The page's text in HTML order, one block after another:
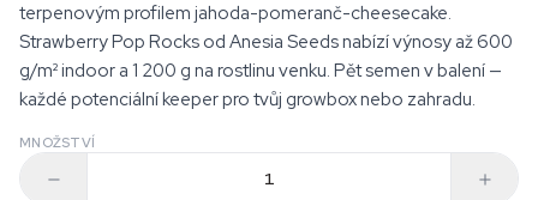
terpenovým profilem jahoda-pomeranč-cheesecake.
Strawberry Pop Rocks od Anesia Seeds nabízí výnosy až 600
g/m² indoor a 1 200 g na rostlinu venku. Pět semen v balení —
každé potenciální keeper pro tvůj growbox nebo zahradu.
MNOŽSTVÍ